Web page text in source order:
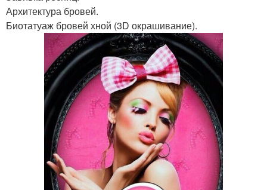
Архитектура бровей.
Биотатуаж бровей хной (3D окрашивание).